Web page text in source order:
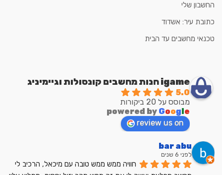
החשבון שלי
כתובת עיר: אשדוד
טכנאי מחשבים עד הבית
igame חנות מחשבים קונסולות וגיימיניג
5.0
מבוסס על 20 ביקורות
powered by Goog e
review us on
bar abu
לפני 6 שנים